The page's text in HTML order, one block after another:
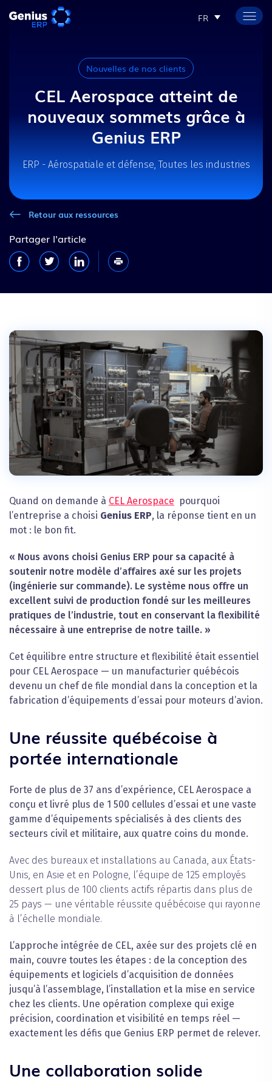
FR
Nouvelles de nos clients
CEL Aerospace atteint de
nouveaux sommets grâce à
Genius ERP
ERP - Aérospatiale et défense, Toutes les industries
Retour aux ressources
Partager l'article
Quand on demande à CEL Aerospace pourquoi
l’entreprise a choisi Genius ERP, la réponse tient en un
mot : le bon fit.
« Nous avons choisi Genius ERP pour sa capacité à
soutenir notre modèle d’affaires axé sur les projets
(ingénierie sur commande). Le système nous offre un
excellent suivi de production fondé sur les meilleures
pratiques de l’industrie, tout en conservant la flexibilité
nécessaire à une entreprise de notre taille. »
Cet équilibre entre structure et flexibilité était essentiel
pour CEL Aerospace — un manufacturier québécois
devenu un chef de file mondial dans la conception et la
fabrication d’équipements d’essai pour moteurs d’avion.
Une réussite québécoise à
portée internationale
Forte de plus de 37 ans d’expérience, CEL Aerospace a
conçu et livré plus de 1 500 cellules d’essai et une vaste
gamme d’équipements spécialisés à des clients des
secteurs civil et militaire, aux quatre coins du monde.
Avec des bureaux et installations au Canada, aux États-
Unis, en Asie et en Pologne, l’équipe de 125 employés
dessert plus de 100 clients actifs répartis dans plus de
25 pays — une véritable réussite québécoise qui rayonne
à l’échelle mondiale.
L’approche intégrée de CEL, axée sur des projets clé en
main, couvre toutes les étapes : de la conception des
équipements et logiciels d’acquisition de données
jusqu’à l’assemblage, l’installation et la mise en service
chez les clients. Une opération complexe qui exige
précision, coordination et visibilité en temps réel —
exactement les défis que Genius ERP permet de relever.
Une collaboration solide